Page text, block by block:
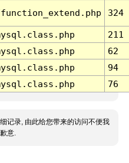
324
211
62
94
76
记录, 由此给您带来的访问不便我
意.